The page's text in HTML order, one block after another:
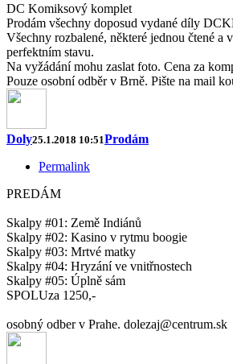
DC Komiksový komplet
Prodám všechny doposud vydané díly
Všechny rozbalené, některé jednou čtené a
perfektním stavu.
Na vyžádání mohu zaslat foto. Cena za
Pouze osobní odběr v Brně. Pište na mail
Doly25.1.2018 10:51Prodám
Permalink
PREDÁM
Skalpy #01: Země Indiánů
Skalpy #02: Kasino v rytmu boogie
Skalpy #03: Mrtvé matky
Skalpy #04: Hryzání ve vnitřnostech
Skalpy #05: Úplně sám
SPOLUza 1250,-
osobný odber v Prahe. dolezaj@centrum.sk